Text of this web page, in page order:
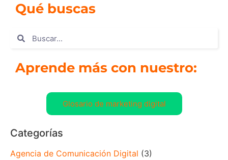
Qué buscas
Aprende más con nuestro:
Glosario de marketing digital
Categorías
Agencia de Comunicación Digital (3)